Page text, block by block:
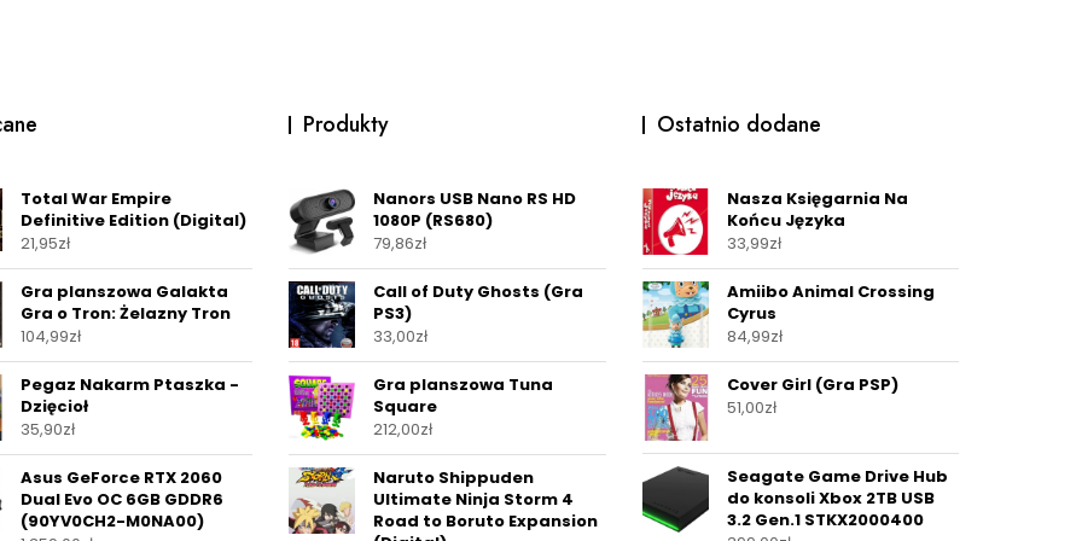
Total War Empire
Definitive Edition (Digital)
21,95zł
Gra planszowa Galakta
Gra o Tron: Żelazny Tron
104,99zł
Pegaz Nakarm Ptaszka -
Dzięcioł
35,90zł
Asus GeForce RTX 2060
Dual Evo OC 6GB GDDR6
(90YV0CH2-M0NA00)
Produkty
Nanors USB Nano RS HD
1080P (RS680)
79,86zł
Call of Duty Ghosts (Gra
PS3)
33,00zł
Gra planszowa Tuna
Square
212,00zł
Naruto Shippuden
Ultimate Ninja Storm 4
Road to Boruto Expansion
Ostatnio dodane
Nasza Księgarnia Na
Końcu Języka
33,99zł
Amiibo Animal Crossing
Cyrus
84,99zł
Cover Girl (Gra PSP)
51,00zł
Seagate Game Drive Hub
do konsoli Xbox 2TB USB
3.2 Gen.1 STKX2000400